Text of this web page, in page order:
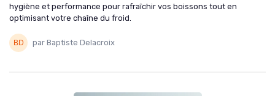
hygiène et performance pour rafraîchir vos boissons tout en
optimisant votre chaîne du froid.
par Baptiste Delacroix